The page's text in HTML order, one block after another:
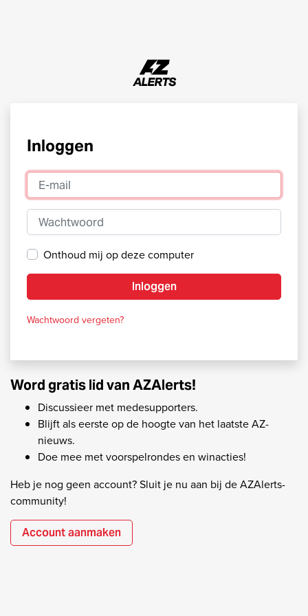
Inloggen
E-mail
Wachtwoord
Onthoud mij op deze computer
Inloggen
Wachtwoord vergeten?
Word gratis lid van AZAlerts!
Discussieer met medesupporters.
Blijft als eerste op de hoogte van het laatste AZ-
nieuws.
Doe mee met voorspelrondes en winacties!
Heb je nog geen account? Sluit je nu aan bij de AZAlerts-
community!
Account aanmaken